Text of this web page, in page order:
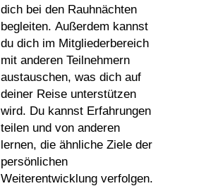
dich bei den Rauhnächten
begleiten. Außerdem kannst
du dich im Mitgliederbereich
mit anderen Teilnehmern
austauschen, was dich auf
deiner Reise unterstützen
wird. Du kannst Erfahrungen
teilen und von anderen
lernen, die ähnliche Ziele der
persönlichen
Weiterentwicklung verfolgen.